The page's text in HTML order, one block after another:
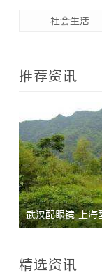
社会生活
推荐资讯
精选资讯